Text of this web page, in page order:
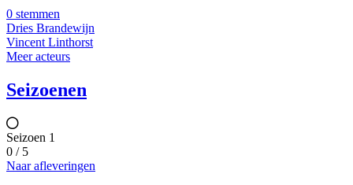
0 stemmen
Dries Brandewijn
Vincent Linthorst
Meer acteurs
Seizoenen
Seizoen 1
0 / 5
Naar afleveringen